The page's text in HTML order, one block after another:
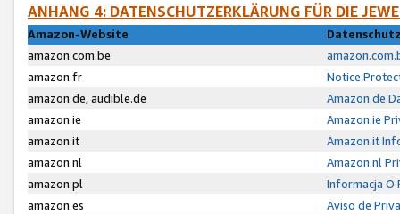
ANHANG 4: DATENSCHUTZERKLÄRUNG FÜR DIE
Amazon-Website
amazon.com.be
amazon.fr
amazon.de, audible.de
Amazon.de
amazon.ie
Amazon.ie
amazon.it
Amazon.it
amazon.nl
Amazon.nl
amazon.pl
Informacja O
amazon.es
Aviso de